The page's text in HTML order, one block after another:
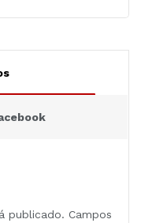
publicado. Campos